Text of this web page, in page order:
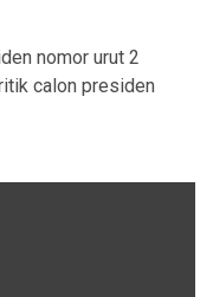
nomor urut 2
calon presiden